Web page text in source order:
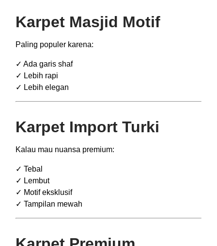
Karpet Masjid Motif
Paling populer karena:
✓ Ada garis shaf
✓ Lebih rapi
✓ Lebih elegan
Karpet Import Turki
Kalau mau nuansa premium:
✓ Tebal
✓ Lembut
✓ Motif eksklusif
✓ Tampilan mewah